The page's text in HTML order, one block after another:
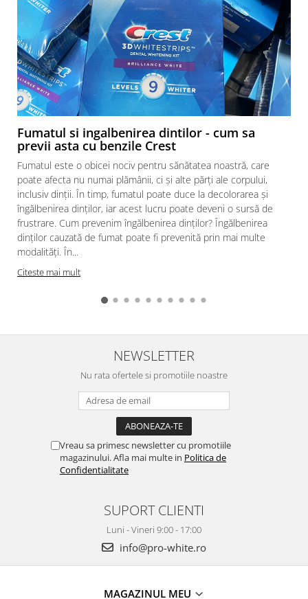
Fumatul si ingalbenirea dintilor - cum sa
previi asta cu benzile Crest
Fumatul este o obicei nociv pentru sănătatea noastră, care
poate afecta nu numai plămânii, ci și alte părți ale corpului,
inclusiv dinții. În timp, fumatul poate duce la decolorarea și
îngălbenirea dinților, iar acest lucru poate deveni o sursă de
frustrare. Cum prevenim îngălbenirea dinților? Îngălbenirea
dinților cauzată de fumat poate fi prevenită prin mai multe
modalități. În...
Citeste mai mult
NEWSLETTER
Nu rata ofertele si promotiile noastre
Vreau sa primesc newsletter cu promotiile
magazinului. Afla mai multe in Politica de
Confidentialitate
SUPORT CLIENTI
Luni - Vineri 9:00 - 17:00
info@pro-white.ro
MAGAZINUL MEU